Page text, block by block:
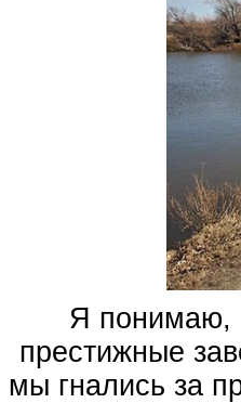
Я понимаю,
престижные
мы гнались за